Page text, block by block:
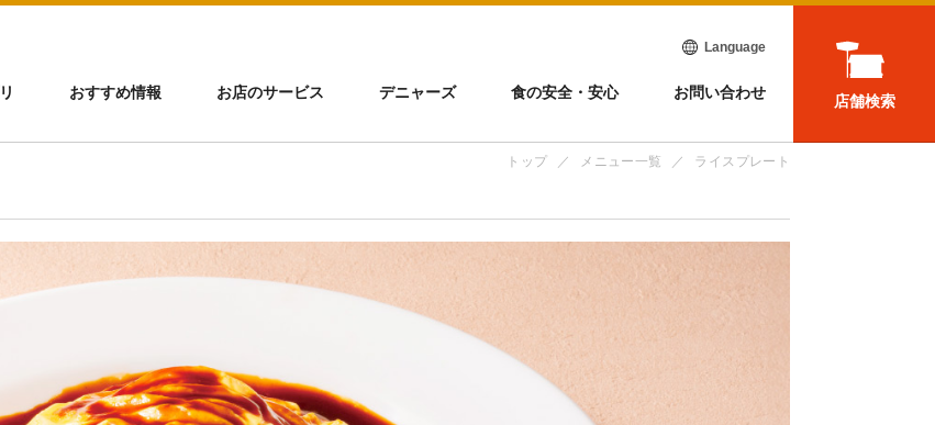
おすすめ情報 お店のサービス デニャーズ 食の安全・安心 お問い合わせ
Language
店舗検索
トップ メニュー一覧 ライスプレート